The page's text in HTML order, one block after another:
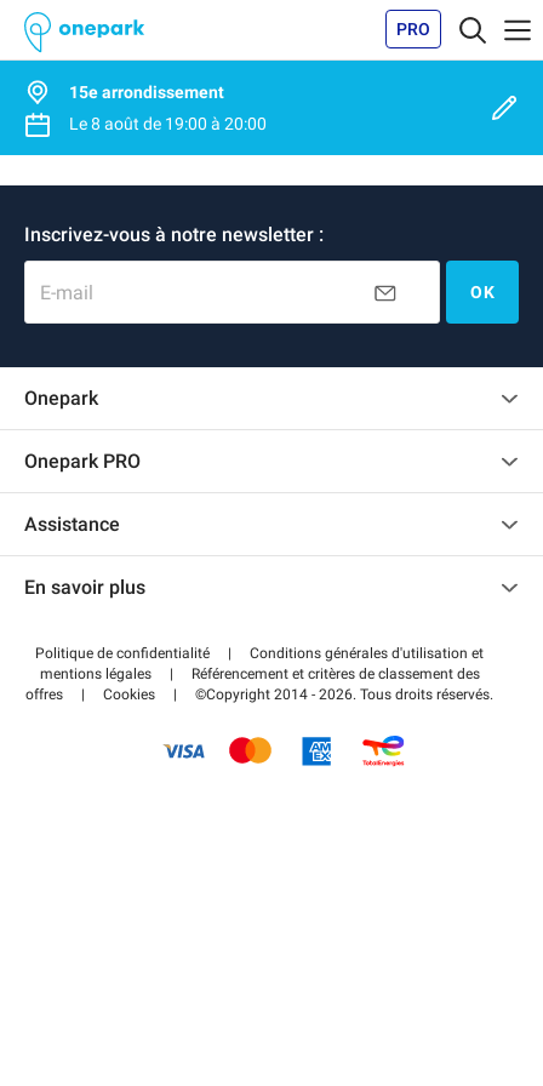
PRO
15e arrondissement
Le8 août de 19:00 à 20:00
Inscrivez-vous à notre newsletter :
E-mail OK
Onepark
Recrutement
Onepark PRO
Accéder à mon espace partenaire
Assistance
Centre d'aide
Régler votre stationnement FLOW
En savoir plus
Wiki
Guide du stationnement
Politique de confidentialité |
Conditions générales d'utilisation et
mentions légales
|
Référencement et critères de classement des
offres
| Cookies | ©Copyright 2014 - 2026. Tous droits réservés.